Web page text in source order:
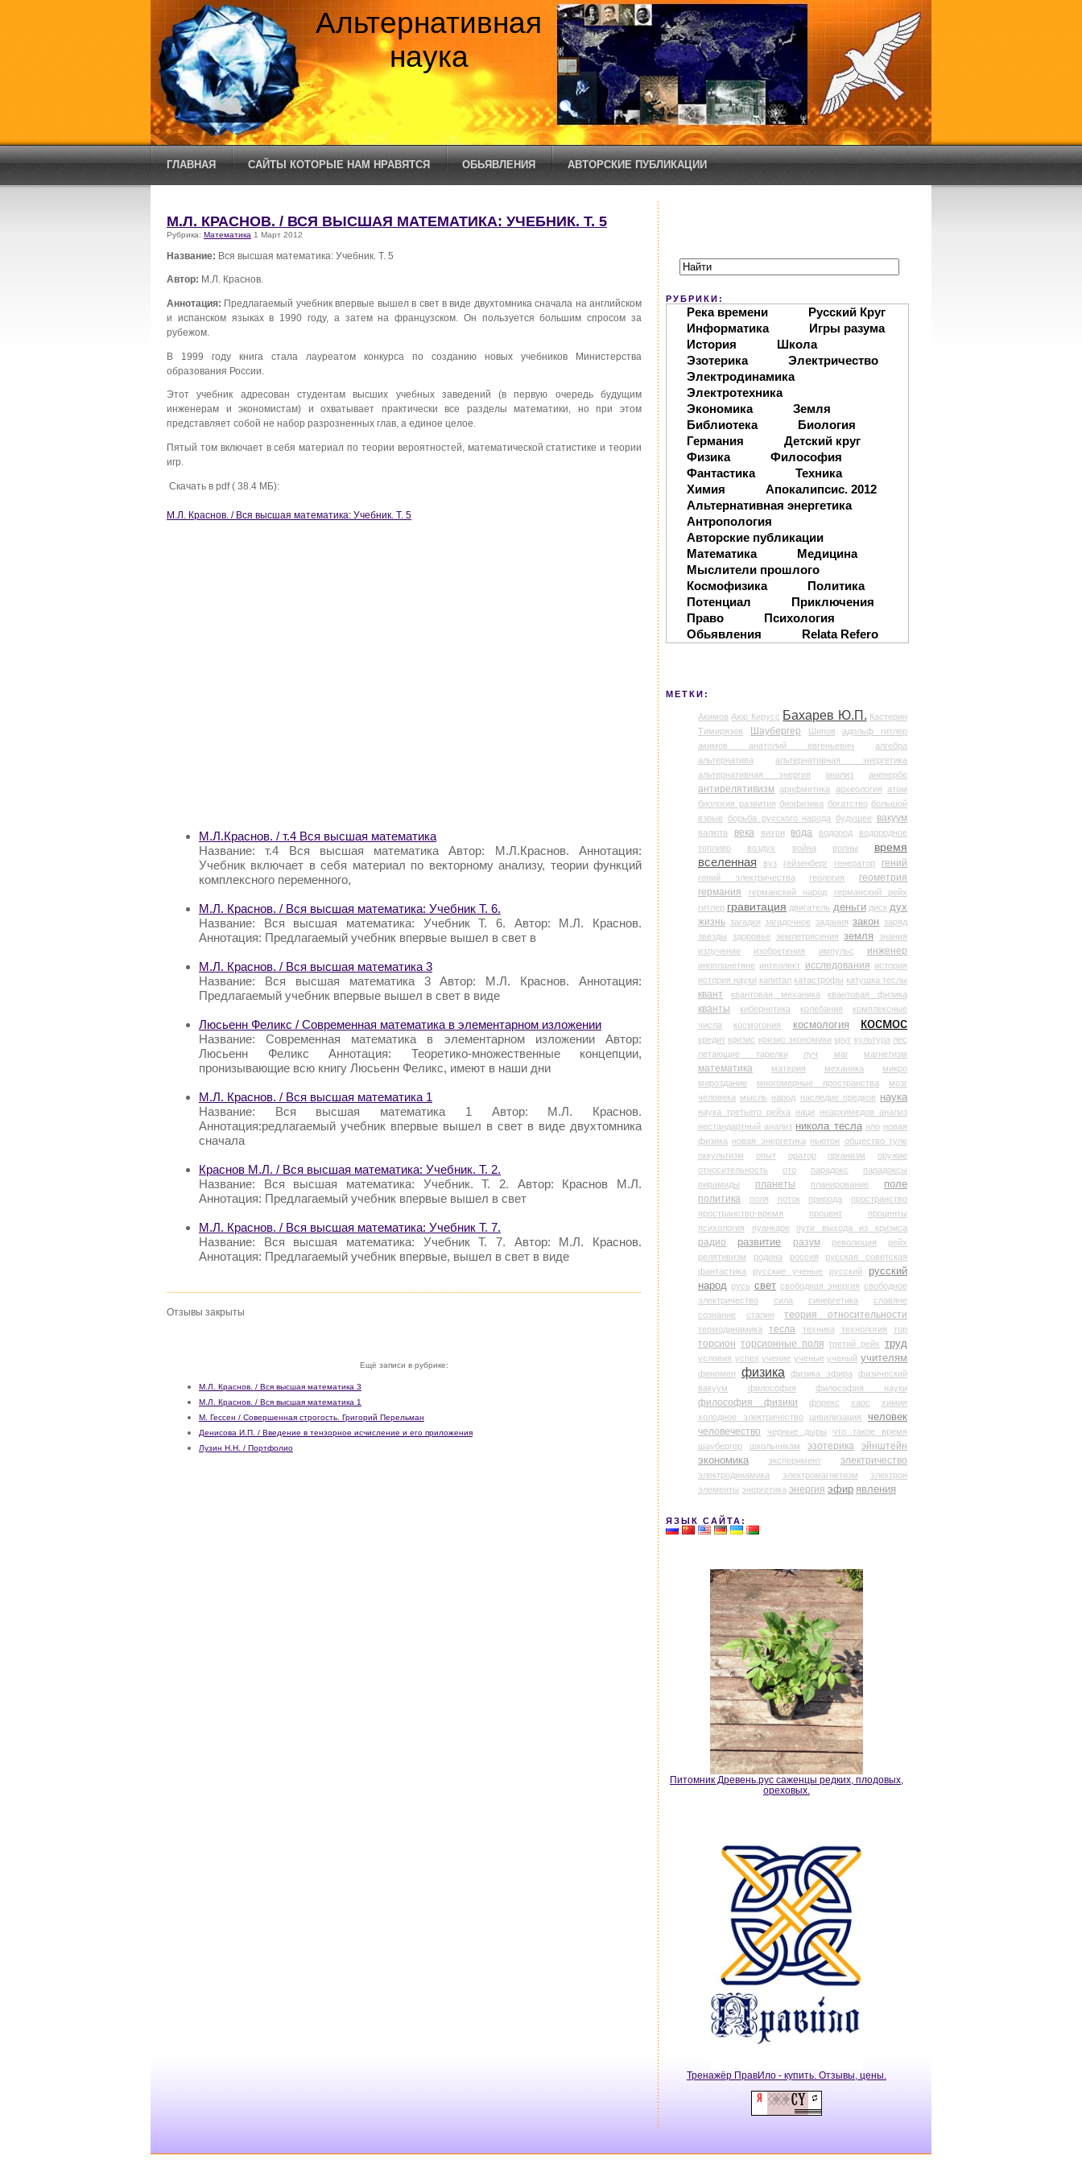
Альтернативная
наука
ГЛАВНАЯ САЙТЫ КОТОРЫЕ НАМ НРАВЯТСЯ ОБЬЯВЛЕНИЯ АВТОРСКИЕ ПУБЛИКАЦИИ
М.Л. КРАСНОВ. / ВСЯ ВЫСШАЯ МАТЕМАТИКА: УЧЕБНИК. Т. 5
Рубрика: Математика 1 Март 2012
Название: Вся высшая математика: Учебник. Т. 5
Автор: М.Л. Краснов.
Аннотация: Предлагаемый учебник впервые вышел в свет в виде двухтомника сначала на английском
и испанском языках в 1990 году, а затем на французском. Он пользуется большим спросом за
рубежом.
В 1999 году книга стала лауреатом конкурса по созданию новых учебников Министерства
образования России.
Этот учебник адресован студентам высших учебных заведений (в первую очередь будущим
инженерам и экономистам) и охватывает практически все разделы математики, но при этом
представляет собой не набор разрозненных глав, а единое целое.
Пятый том включает в себя материал по теории вероятностей, математической статистике и теории
игр.
Скачать в pdf ( 38.4 МБ):
М.Л. Краснов. / Вся высшая математика: Учебник. Т. 5
М.Л.Краснов. / т.4 Вся высшая математика
Название: т.4 Вся высшая математика Автор: М.Л.Краснов. Аннотация:
Учебник включает в себя материал по векторному анализу, теории функций
комплексного переменного,
М.Л. Краснов. / Вся высшая математика: Учебник Т. 6.
Название: Вся высшая математика: Учебник Т. 6. Автор: М.Л. Краснов.
Аннотация: Предлагаемый учебник впервые вышел в свет в
М.Л. Краснов. / Вся высшая математика 3
Название: Вся высшая математика 3 Автор: М.Л. Краснов. Аннотация:
Предлагаемый учебник впервые вышел в свет в виде
Люсьенн Феликс / Современная математика в элементарном изложении
Название: Современная математика в элементарном изложении Автор:
Люсьенн Феликс Аннотация: Теоретико-множественные концепции,
пронизывающие всю книгу Люсьенн Феликс, имеют в наши дни
М.Л. Краснов. / Вся высшая математика 1
Название: Вся высшая математика 1 Автор: М.Л. Краснов.
Аннотация:редлагаемый учебник впервые вышел в свет в виде двухтомника
сначала
Краснов М.Л. / Вся высшая математика: Учебник. Т. 2.
Название: Вся высшая математика: Учебник. Т. 2. Автор: Краснов М.Л.
Аннотация: Предлагаемый учебник впервые вышел в свет
М.Л. Краснов. / Вся высшая математика: Учебник Т. 7.
Название: Вся высшая математика: Учебник Т. 7. Автор: М.Л. Краснов.
Аннотация: Предлагаемый учебник впервые, вышел в свет в виде
Отзывы закрыты
Ещё записи в рубрике:
М.Л. Краснов. / Вся высшая математика 3
М.Л. Краснов. / Вся высшая математика 1
М. Гессен / Совершенная строгость. Григорий Перельман
Денисова И.П. / Введение в тензорное исчисление и его приложения
Лузин Н.Н. / Портфолио
РУБРИКИ:
Река времени
Русский Круг
Информатика
Игры разума
История
Школа
Эзотерика
Электричество
Электродинамика
Электротехника
Экономика
Земля
Библиотека
Биология
Германия
Детский круг
Физика
Философия
Фантастика
Техника
Химия
Апокалипсис. 2012
Альтернативная энергетика
Антропология
Авторские публикации
Математика
Медицина
Мыслители прошлого
Космофизика
Политика
Потенциал
Приключения
Право
Психология
Обьявления
Relata Refero
МЕТКИ:
Акимов Аюр Кирусс Бахарев Ю.П. Кастерин
Тимирязев
Шаубергер Шипов
адольф гитлер
акимов анатолий евгеньевич
алгебра
альтернатива
альтернативная энергетика
альтернативная энергия
анализ аненербе
антирелятивизм арифметика археология атом
биология развития биофизика богатство большой
взрыв
борьба русского народа будущее вакуум
валюта века вихри вода водород
водородное
топливо
воздух война волны
время
вселенная
вуз гейзенберг генератор гений
гений электричества геология
геометрия
германия
германский народ
германский рейх
гитлер гравитация двигатель деньги диск дух
жизнь загадки загадочное задания закон заряд
звезды
здоровье землетрясения земля
знания
излучение
изобретения импульс инженер
инопланетяне интеллект исследования история
история науки капитал катастрофы катушка теслы
квант квантовая механика квантовая физика
кванты кибернетика колебания
комплексные
числа
космогония космология космос
кредит кризис кризис экономики круг культура лес
летающие тарелки
луч маг магнетизм
математика материя механика
микро
мироздание
многомерные пространства
мозг
человека мысль народ наследие предков наука
наука третьего рейха наци
неархимедов анализ
нестандартный анализ никола тесла нло новая
физика новая энергетика ньютон общество туле
оккультизм
опыт оратор организм
оружие
относительность
ото парадокс
парадоксы
пирамиды
планеты планирование
поле
политика
поля поток природа
пространство
пространство-время
процент
проценты
психология
пуанкаре пути выхода из кризиса
радио развитие разум революция
рейх
релятивизм
родина россия
русская советская
фантастика
русские ученые русский
русский
народ русь свет свободная энергия свободное
электричество
сила синергетика
славяне
сознание
сталин теория относительности
термодинамика тесла техника технология тор
торсион торсионные поля третий рейх труд
условия успех учение ученые ученый учителям
феномен физика физика эфира
физический
вакуум
философия философия науки
философия физики форекс хаос
химия
холодное электричество
цивилизация человек
человечество черные дыры
что такое время
шаубергер
школьникам эзотерика
эйнштейн
экономика
эксперимент электричество
электродинамика электромагнетизм
электрон
элементы энергетика энергия эфир явления
ЯЗЫК САЙТА:
Питомник Древень.рус саженцы редких, плодовых,
ореховых.
Тренажёр ПравИло - купить. Отзывы, цены.